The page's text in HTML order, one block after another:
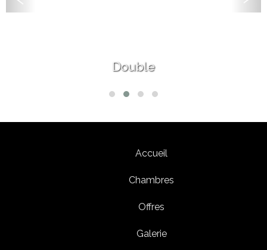
Double
Accueil
Chambres
Offres
Galerie